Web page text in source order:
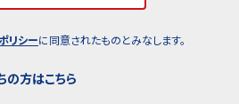
リシーに同意されたものとみなします。
の方はこちら